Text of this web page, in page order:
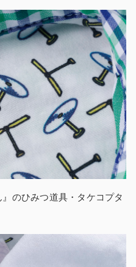
のひみつ道具・タケコプタ